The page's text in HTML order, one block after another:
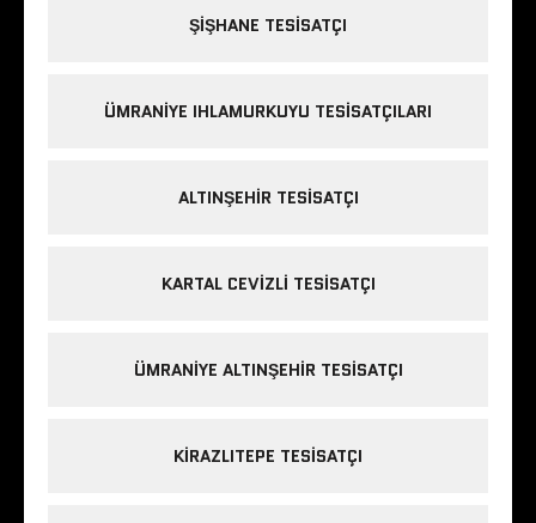
ŞIŞHANE TESISATÇI
ÜMRANIYE IHLAMURKUYU TESISATÇILARI
ALTINŞEHIR TESISATÇI
KARTAL CEVIZLI TESISATÇI
ÜMRANIYE ALTINŞEHIR TESISATÇI
KIRAZLITEPE TESISATÇI